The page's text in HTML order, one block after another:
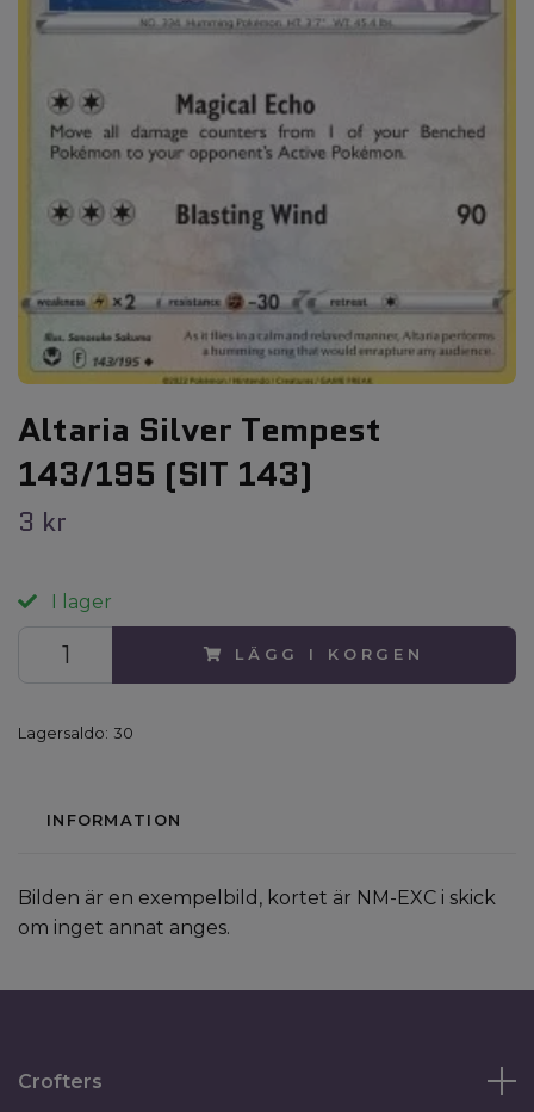
Altaria Silver Tempest
143/195 (SIT 143)
3 kr
I lager
LÄGG I KORGEN
Lagersaldo: 30
INFORMATION
Bilden är en exempelbild, kortet är NM-EXC i skick
om inget annat anges.
Crofters